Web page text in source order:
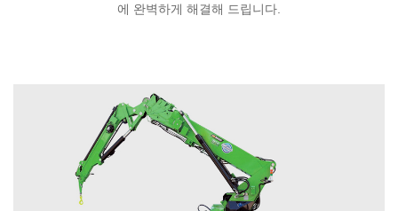
에 완벽하게 해결해 드립니다.